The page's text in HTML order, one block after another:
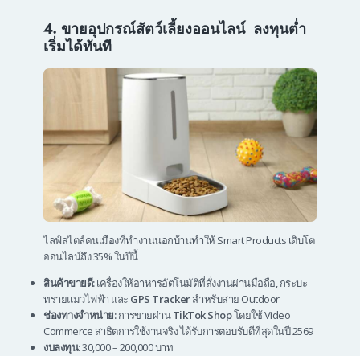
4. ขายอุปกรณ์สัตว์เลี้ยงออนไลน์ ลงทุนต่ำ
เริ่มได้ทันที
ไลฟ์สไตล์คนเมืองที่ทำงานนอกบ้านทำให้ Smart Products เติบโต
ออนไลน์ถึง 35% ในปีนี้
สินค้าขายดี:เครื่องให้อาหารอัตโนมัติที่สั่งงานผ่านมือถือ, กระบะ
ทรายแมวไฟฟ้า และ GPS Trackerสำหรับสาย Outdoor
ช่องทางจำหน่าย:การขายผ่านTikTok Shopโดยใช้ Video
Commerce สาธิตการใช้งานจริง ได้รับการตอบรับดีที่สุดในปี 2569
งบลงทุน:30,000 – 200,000 บาท